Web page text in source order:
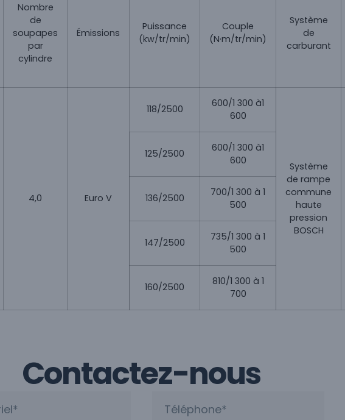
Nombre
de
soupapes
par
cylindre
Émissions
Puissance
(kw/tr/min)
Couple
(N·m/tr/min)
Système
de
carburant
4,0 Euro V
118/2500
600/1 300 à1
600
Système
de rampe
commune
haute
pression
BOSCH
125/2500
600/1 300 à1
600
136/2500
700/1 300 à 1
500
147/2500
735/1 300 à 1
500
160/2500
810/1 300 à 1
700
Contactez-nous